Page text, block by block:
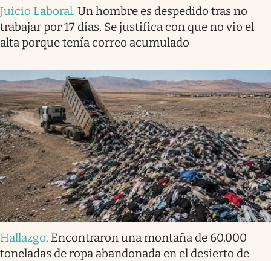
Juicio Laboral. Un hombre es despedido tras no
trabajar por 17 días. Se justifica con que no vio el
alta porque tenía correo acumulado
Hallazgo. Encontraron una montaña de 60.000
toneladas de ropa abandonada en el desierto de